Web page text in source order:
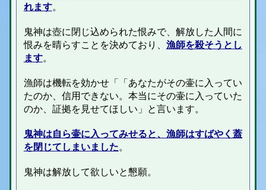
れます。
鬼神は壺に閉じ込められた恨みで、解放した人間に
恨みを晴らすことを決めており、 漁師を殺そうとし
ます。
漁師は機転を効かせ「 「あなたがその壷に入ってい
たのか、信用できない。本当にその壷に入っていた
のか、証拠を見せてほしい」と言います。
鬼神は自ら壷に入ってみせると、漁師はすばやく蓋
を閉じてしまいました。
鬼神は解放して欲しいと懇願。